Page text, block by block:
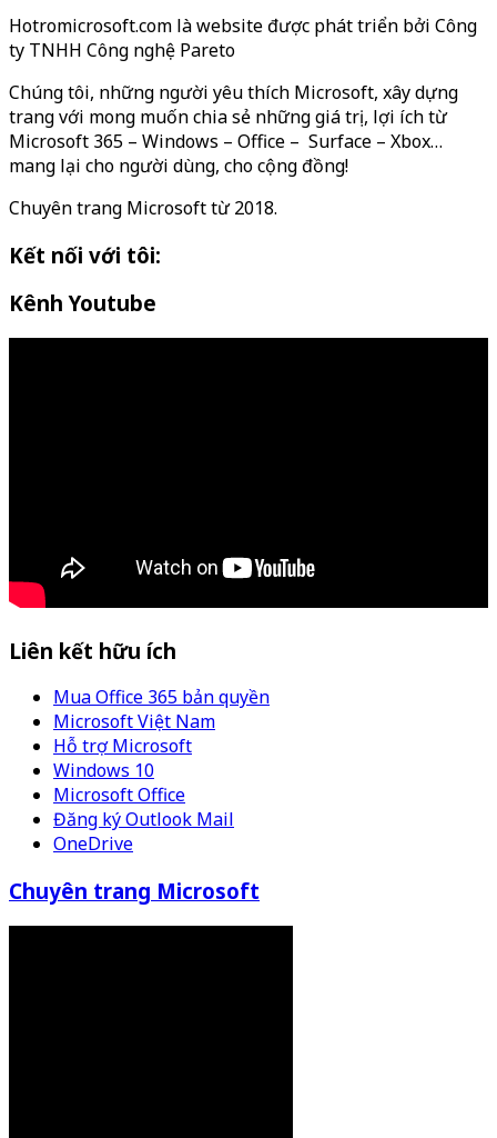
Hotromicrosoft.com là website được phát triển bởi Công
ty TNHH Công nghệ Pareto
Chúng tôi, những người yêu thích Microsoft, xây dựng
trang với mong muốn chia sẻ những giá trị, lợi ích từ
Microsoft 365 – Windows – Office – Surface – Xbox…
mang lại cho người dùng, cho cộng đồng!
Chuyên trang Microsoft từ 2018.
Kết nối với tôi:
Kênh Youtube
Liên kết hữu ích
Mua Office 365 bản quyền
Microsoft Việt Nam
Hỗ trợ Microsoft
Windows 10
Microsoft Office
Đăng ký Outlook Mail
OneDrive
Chuyên trang Microsoft